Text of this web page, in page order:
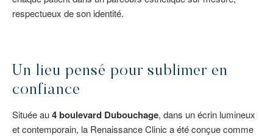
respectueux de son identité.
Un lieu pensé pour sublimer en
confiance
Située au4 boulevard Dubouchage, dans un écrin lumineux
et contemporain, la Renaissance Clinic a été conçue comme